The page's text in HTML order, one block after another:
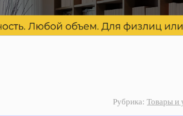
Рубрика:Товары и